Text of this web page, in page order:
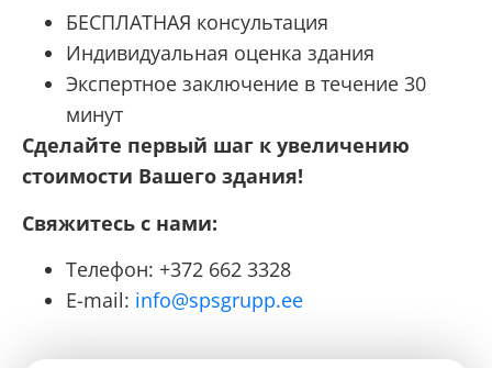
БЕСПЛАТНАЯ консультация
Индивидуальная оценка здания
Экспертное заключение в течение 30
минут
Сделайте первый шаг к увеличению
стоимости Вашего здания!
Свяжитесь с нами:
Телефон: +372 662 3328
E-mail: info@spsgrupp.ee